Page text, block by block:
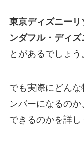
東京ディズニーリ
ンダフル・ディズ
とがあるでしょう
でも実際にどん
ンバーになるの
できるのかを詳し